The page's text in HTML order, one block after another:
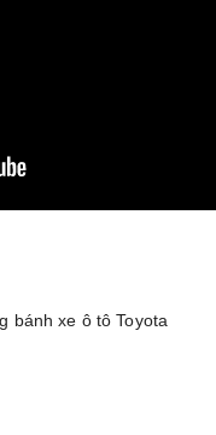
bánh xe ô tô Toyota